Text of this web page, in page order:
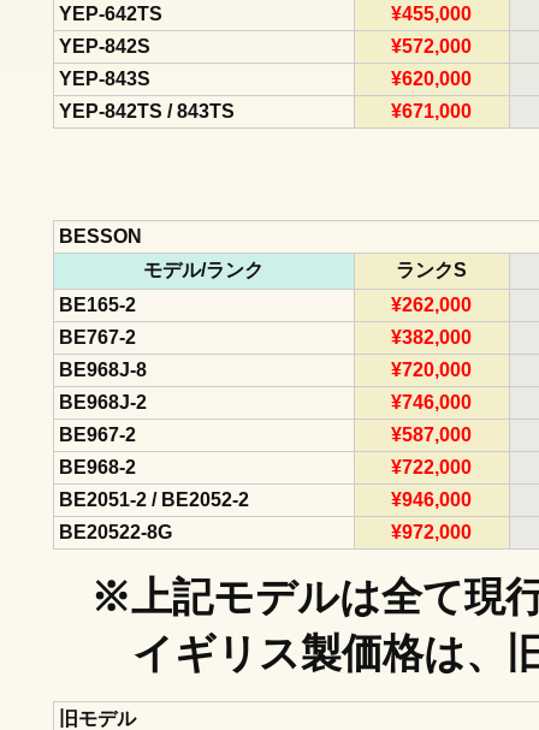
YEP-642TS
¥455,000
YEP-842S
¥572,000
YEP-843S
¥620,000
YEP-842TS / 843TS
¥671,000
BESSON
モデル/ランク
ランクS
BE165-2
¥262,000
BE767-2
¥382,000
BE968J-8
¥720,000
BE968J-2
¥746,000
BE967-2
¥587,000
BE968-2
¥722,000
BE2051-2 / BE2052-2
¥946,000
BE20522-8G
¥972,000
※上記モデルは全て現
イギリス製価格は、
旧モデル